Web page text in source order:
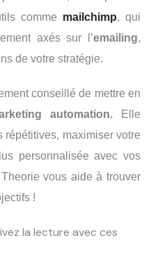
comme mailchimp, qui
axés sur l’emailing,
de votre stratégie.
conseillé de mettre en
automation.Elle
répétitives, maximiser votre
personnalisée avec vos
vous aide à trouver
!
la lecture avec ces